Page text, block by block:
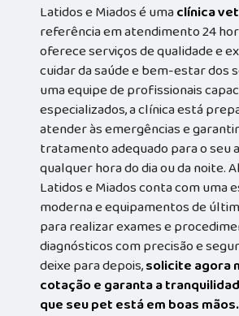
Latidos e Miados é umaclínica
referência em atendimento 24
oferece serviços de qualidade e
cuidar da saúde e bem-estar dos
uma equipe de profissionais
especializados, a clínica está
atender às emergências e
tratamento adequado para o seu
qualquer hora do dia ou da noite.
Latidos e Miados conta com uma
moderna e equipamentos de
para realizar exames e
diagnósticos com precisão e
deixe para depois,solicite agora
cotação e garanta a
que seu pet está em boas mãos.